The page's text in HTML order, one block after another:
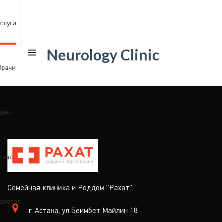
нас
Neurology Clinic
Семейная клиника и Роддом "Рахат"
г. Астана, ул.Беимбет Майлин 18